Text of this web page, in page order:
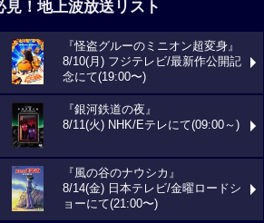
見！地上波放送リスト
『怪盗グルーのミニオン超変身』
8/10(月) フジテレビ/最新作公開記
念にて(19:00〜)
『銀河鉄道の夜』
8/11(火) NHK/Eテレにて(09:00～)
『風の谷のナウシカ』
8/14(金) 日本テレビ/金曜ロードシ
ョーにて(21:00〜)